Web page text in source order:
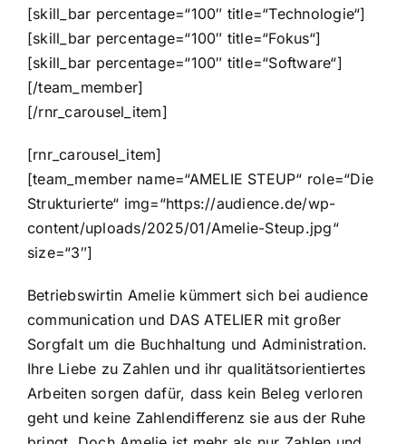
[skill_bar percentage=“100″ title=“Technologie“]
[skill_bar percentage=“100″ title=“Fokus“]
[skill_bar percentage=“100″ title=“Software“]
[/team_member]
[/rnr_carousel_item]
[rnr_carousel_item]
[team_member name=“AMELIE STEUP“ role=“Die
Strukturierte“ img=“https://audience.de/wp-
content/uploads/2025/01/Amelie-Steup.jpg“
size=“3″]
Betriebswirtin Amelie kümmert sich bei audience
communication und DAS ATELIER mit großer
Sorgfalt um die Buchhaltung und Administration.
Ihre Liebe zu Zahlen und ihr qualitätsorientiertes
Arbeiten sorgen dafür, dass kein Beleg verloren
geht und keine Zahlendifferenz sie aus der Ruhe